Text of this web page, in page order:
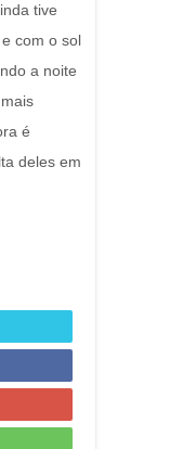
tive
com o sol
a noite
é
deles em